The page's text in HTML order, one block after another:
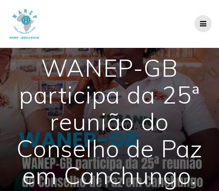
WANEP-GB
participa da 25ª
reunião do
Conselho de Paz
em Canchungo.